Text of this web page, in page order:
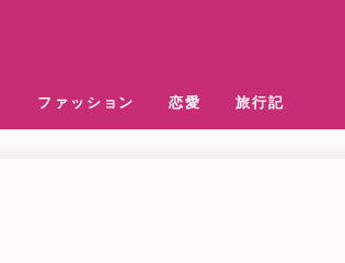
ファッション 恋愛 旅行記